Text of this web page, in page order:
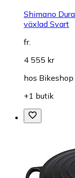
Shimano
växlad Svart
fr.
4 555 kr
hos Bikeshop
+1 butik